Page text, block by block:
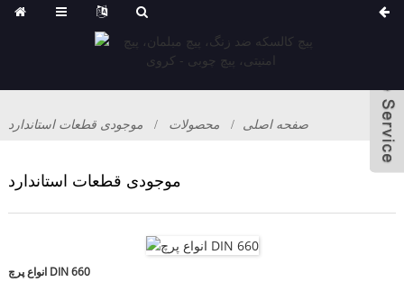
صفحه اصلی محصولات موجودی قطعات استاندارد
موجودی قطعات استاندارد
انواع پرچ DIN 660